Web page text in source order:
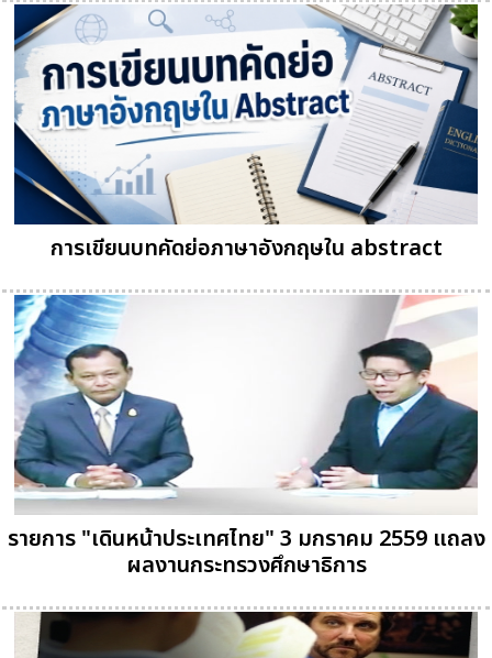
การเขียนบทคัดย่อภาษาอังกฤษใน abstract
รายการ "เดินหน้าประเทศไทย" 3 มกราคม 2559 แถลง
ผลงานกระทรวงศึกษาธิการ